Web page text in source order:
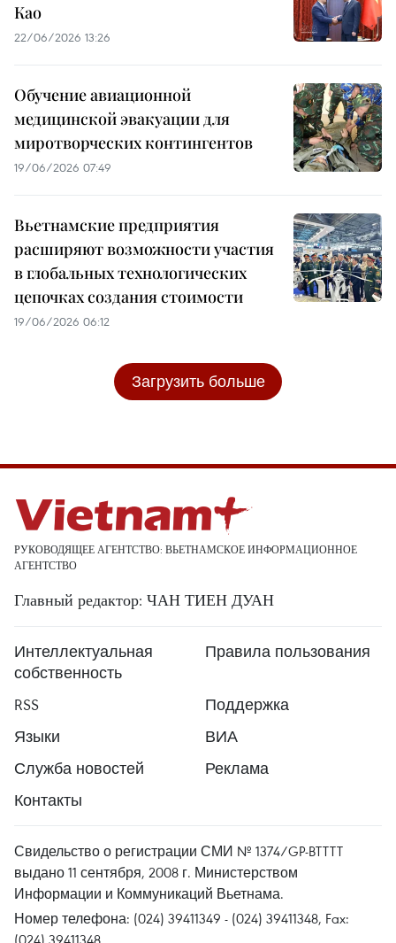
Као
22/06/2026 13:26
Обучение авиационной
медицинской эвакуации для
миротворческих контингентов
19/06/2026 07:49
Вьетнамские предприятия
расширяют возможности участия
в глобальных технологических
цепочках создания стоимости
19/06/2026 06:12
Загрузить больше
РУКОВОДЯЩЕЕ АГЕНТСТВО: ВЬЕТНАМСКОЕ ИНФОРМАЦИОННОЕ
АГЕНТСТВО
Главный редактор: ЧАН ТИЕН ДУАН
Интеллектуальная
собственность
Правила пользования
RSS
Поддержка
Языки
ВИА
Служба новостей
Реклама
Контакты
Свидельство о регистрации СМИ № 1374/GP-BTTTT
выдано 11 сентября, 2008 г. Министерством
Информации и Коммуникаций Вьетнама.
Номер телефона: (024) 39411349 - (024) 39411348, Fax:
(024) 39411348